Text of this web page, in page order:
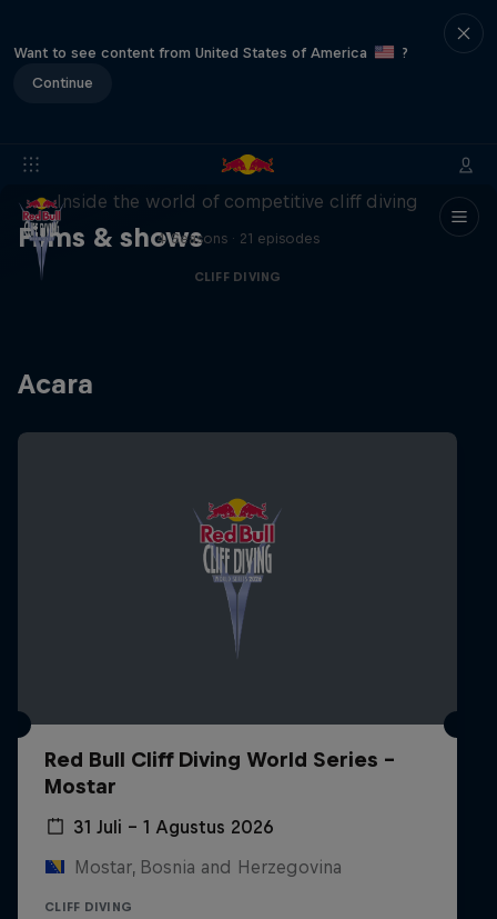
Want to see content from United States of America
?
Continue
Films & shows
More than a Dive
Inside the world of competitive cliff diving
4 Seasons · 21 episodes
CLIFF DIVING
Acara
Red Bull Cliff Diving World Series -
Mostar
31 Juli – 1 Agustus 2026
Mostar, Bosnia and Herzegovina
CLIFF DIVING